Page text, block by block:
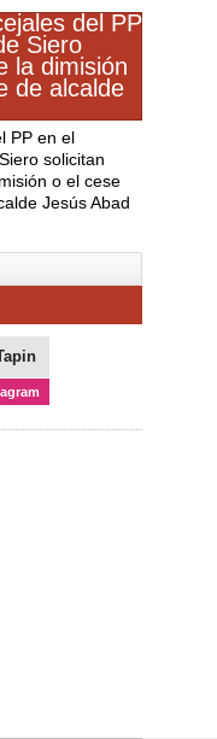
PP en el
solicitan
o el cese
Jesús Abad